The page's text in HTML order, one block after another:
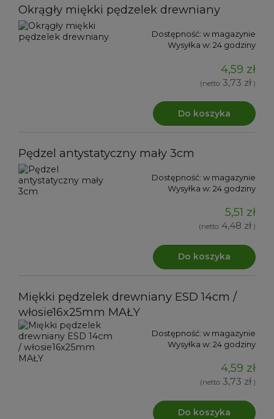
Okrągły miękki pędzelek drewniany
Dostępność: w magazynie
Wysyłka w: 24 godziny
4,59 zł
(netto: 3,73 zł )
Do koszyka
Pędzel antystatyczny mały 3cm
Dostępność: w magazynie
Wysyłka w: 24 godziny
5,51 zł
(netto: 4,48 zł )
Do koszyka
Miękki pędzelek drewniany ESD 14cm /
włosie16x25mm MAŁY
Dostępność: w magazynie
Wysyłka w: 24 godziny
4,59 zł
(netto: 3,73 zł )
Do koszyka